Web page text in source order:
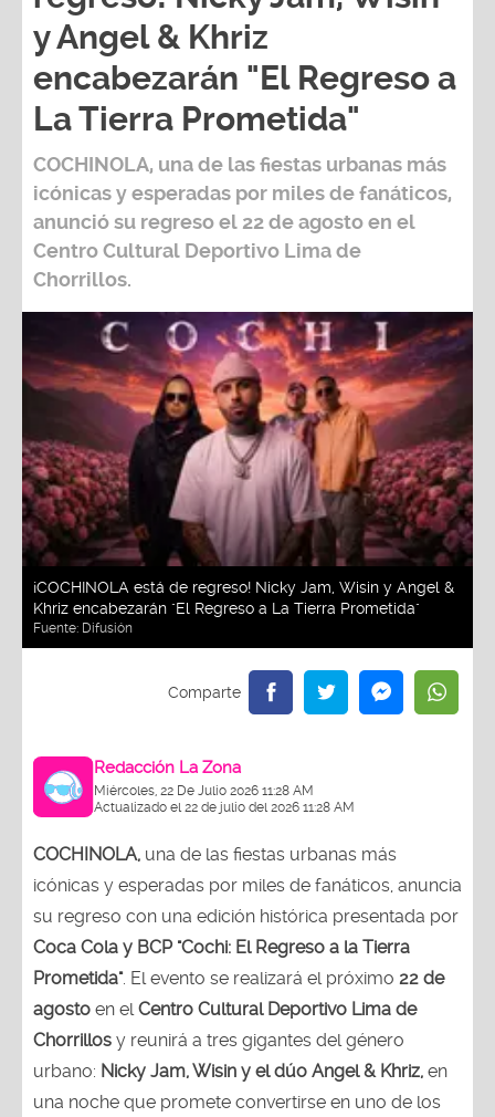
y Angel & Khriz
encabezarán "El Regreso a
La Tierra Prometida"
COCHINOLA, una de las fiestas urbanas más
icónicas y esperadas por miles de fanáticos,
anunció su regreso el 22 de agosto en el
Centro Cultural Deportivo Lima de
Chorrillos.
¡COCHINOLA está de regreso! Nicky Jam, Wisin y Angel &
Khriz encabezarán "El Regreso a La Tierra Prometida"
Fuente: Difusión
Redacción La Zona
Miércoles, 22 De Julio 2026 11:28 AM
Actualizado el 22 de julio del 2026 11:28 AM
COCHINOLA, una de las fiestas urbanas más
icónicas y esperadas por miles de fanáticos, anuncia
su regreso con una edición histórica presentada por
Coca Cola y BCP "Cochi: El Regreso a la Tierra
Prometida". El evento se realizará el próximo 22 de
agosto en elCentro Cultural Deportivo Lima de
Chorrillos y reunirá a tres gigantes del género
urbano: Nicky Jam, Wisin y el dúo Angel & Khriz, en
una noche que promete convertirse en uno de los